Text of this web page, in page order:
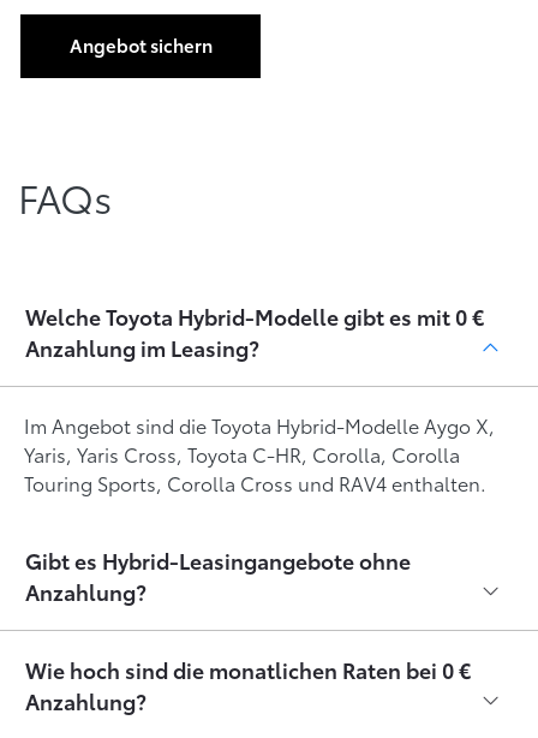
Angebot sichern
FAQs
Welche Toyota Hybrid-Modelle gibt es mit 0 €
Anzahlung im Leasing?
Im Angebot sind die Toyota Hybrid-Modelle Aygo X,
Yaris, Yaris Cross, Toyota C-HR, Corolla, Corolla
Touring Sports, Corolla Cross und RAV4 enthalten.
Gibt es Hybrid-Leasingangebote ohne
Anzahlung?
Wie hoch sind die monatlichen Raten bei 0 €
Anzahlung?